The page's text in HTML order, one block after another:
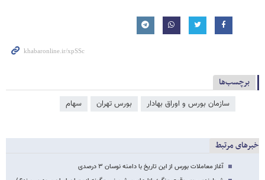
برچسب‌ها
سازمان بورس و اوراق بهادار بورس تهران سهام
خبرهای مرتبط
آغاز معاملات بورس از این تاریخ با دامنه نوسان ۳ درصدی